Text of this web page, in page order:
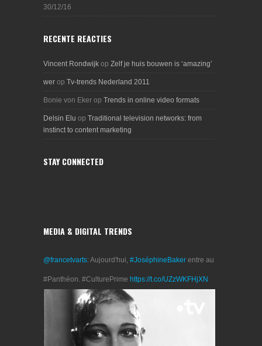
30/12/16
RECENTE REACTIES
Vincent Rondwijk op Zelf je huis bouwen is ‘amazing’
wer op Tv-trends Nederland 2011
Bonie von Eker op Trends in online video formats
Delsin Elu op Traditional television networks: from
instinct to content marketing
STAY CONNECTED
MEDIA & DIGITAL TRENDS
@francetvarts: Aujourd'hui, #JoséphineBaker entre au
#Panthéon. #CulturePrime https://t.co/UZzWKFHjXN